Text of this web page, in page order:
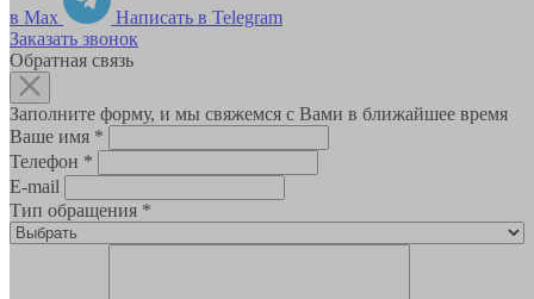
в Max
Написать в Telegram
Заказать звонок
Обратная связь
Заполните форму, и мы свяжемся с Вами в ближайшее время
Ваше имя *
Телефон *
E-mail
Тип обращения *